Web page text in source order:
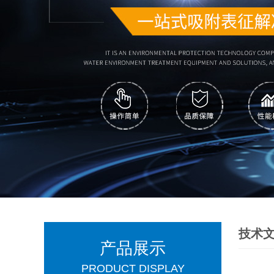
产品展示
PRODUCT DISPLAY
技术